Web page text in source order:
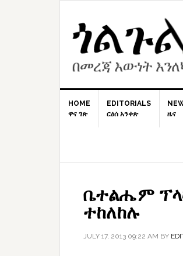
HOME
ዋና ገጽ
EDITORIALS
ርዕሰ አንቀጽ
ዜና
ቤተልሔም
ተከለከሉ
JULY 17, 2013 09:22 AM BY